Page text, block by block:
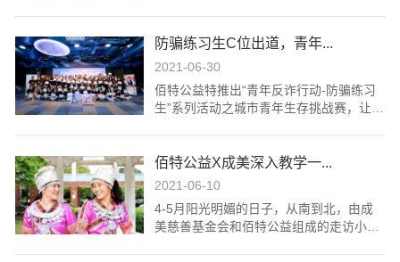
受的付款方式，可在合同签订后先开具增
值税普通发票（内容明细）后付款（需要
证复印件5. 采购单位认为有必要提供的其
他补充文件 -投标方式-投标人在2021年11
月23日17:00前将纸质版报价文件快递邮
厦201室，收件人：供应链，电话：021
- 5085 5238，注明投标人单位名称、地
址、联系电话、联系人姓名。内含完整的
报价文件2套，提供企业营业执照副本，
认为有必要提供的其他补充文件。将报价
识的启蒙，并以某一具体行业为切⼊点设
计可视化的产品包/桌游。产品包/桌游能
可以对接具体⾏业和产业进⾏项⽬深度干
预；能够更可视化地呈现，让资⽅以及企
业志愿者以更⽅便地⽅式参与其中。 产出
及其工具（电子版设计稿）l 十套桌游实
物及工具 相关工作包括需求调研、产品内
代。以上任务，均由服务供应商的内容团
队与佰特公益的导师团队通过共创教研的
工作方式完成。该服务采购总金额25-30
手册制作三、招标内容：1. 按提供的手册
设计稿，完成手册印刷、制作及配送至指
1个标包（合同包）；3. 生产明细：具体
以最终沟通的生产需求为准。-投标文
件- 1. 投标机构应提交有效的资质文件：
注册文件和法人、投标人的正反面身份证
复印件；3) 投标人认为有必要提供的声明
及文件；2. 投标机构应按照招标方要求填
写投标书（投标书模版见文章底部链接）,
公章）； -投标机构资格要求--投标人在
防骗练习生C位出道，青年...
2021-06-30
佰特公益特推出“青年反诈行动-防骗练习
生”系列活动之城市青年生存挑战赛，让青
佰特公益X成美深入教学一...
2021-06-10
4-5月阳光明媚的日子，从南到北，由成
美慈善基金会和佰特公益组成的走访小组